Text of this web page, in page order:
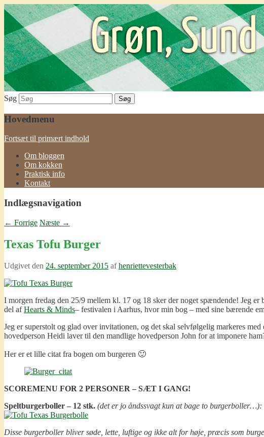
Grøn, Sund & Lækker!
Søg
Hovedmenu
Fortsæt til primært indhold
Om bloggen
Om kokken
Praktisk info
Kontakt
Indlægsnavigation
← Forrige Næste →
Texas Tofu Burger
Udgivet den 24. september 2015 afhenriettevesterbak
I morgen fredag den 25/9 mellem kl. 17 og 18 sker der noget spændende! Jeg er
del afHearts & Minds– festivalen i Aarhus, hvor min bog – med sine bærende
Jeg er superstolt og glad over invitationen, og det skal selvfølgelig markeres
hovedperson Heidi laver til den mandlige hovedperson John for at imponere
Her er et lille citat fra bogen om burgeren 🙂
SCOREMENU FOR 2 PERSONER – SÆT I GANG!
Speltburgerboller – 12 stk. (det er jo åndssvagt kun at bage to burgerboller…):
Disse burgerboller bliver søde, lette, luftige og ikke alt for høje, præcis som